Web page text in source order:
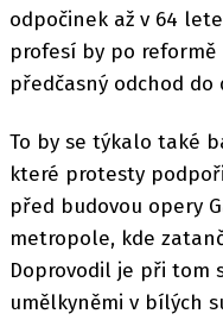
odpočinek až v 64
profesí by po
předčasný odchod do
To by se týkalo také
které protesty
před budovou opery
metropole, kde
Doprovodil je při tom
umělkyněmi v bílých